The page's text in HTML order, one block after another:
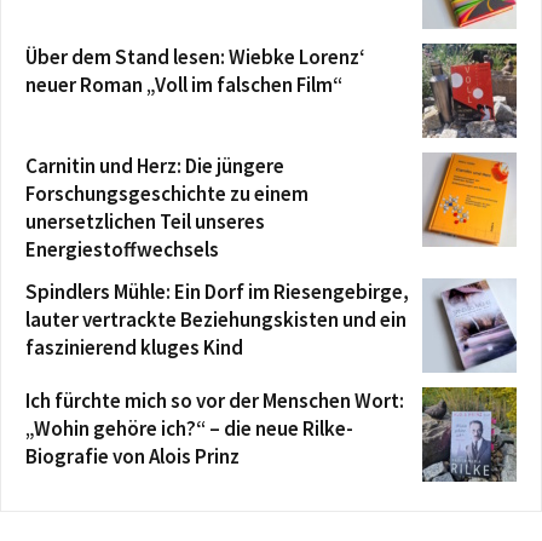
Über dem Stand lesen: Wiebke Lorenz‘
neuer Roman „Voll im falschen Film“
Carnitin und Herz: Die jüngere
Forschungsgeschichte zu einem
unersetzlichen Teil unseres
Energiestoffwechsels
Spindlers Mühle: Ein Dorf im Riesengebirge,
lauter vertrackte Beziehungskisten und ein
faszinierend kluges Kind
Ich fürchte mich so vor der Menschen Wort:
„Wohin gehöre ich?“ – die neue Rilke-
Biografie von Alois Prinz